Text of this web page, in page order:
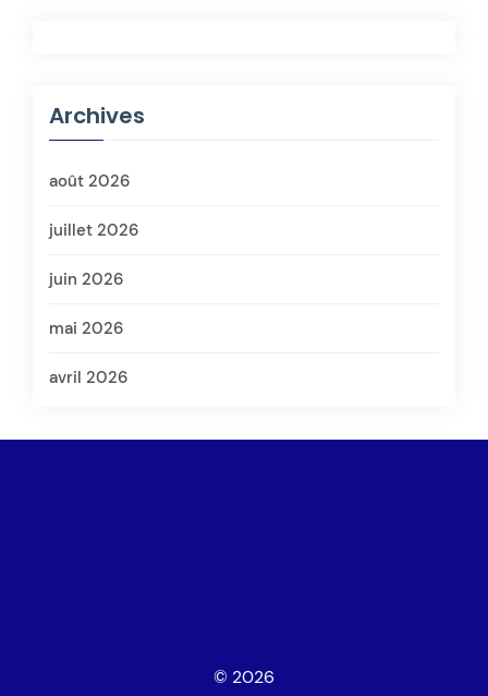
Archives
août 2026
juillet 2026
juin 2026
mai 2026
avril 2026
© 2026